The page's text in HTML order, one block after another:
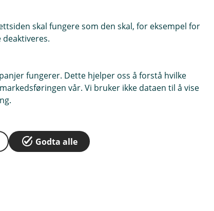
i
en
av oss
skal fungere som den skal, for eksempel for
fungerer. Dette hjelper oss å forstå hvilke
vår. Vi bruker ikke dataen til å vise
Godta alle